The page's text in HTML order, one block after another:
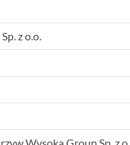
z o.o.